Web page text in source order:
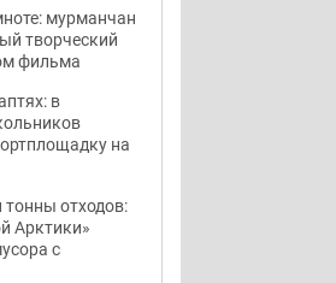
мурманчан
творческий
фильма
в
на
тонны отходов:
Арктики»
с